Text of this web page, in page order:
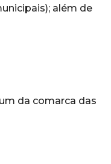
além de
da comarca das